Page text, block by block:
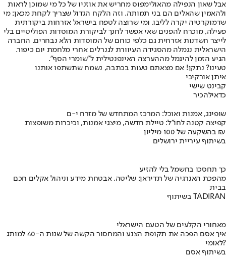
אבל שאון הנפילה מהאולימפוס מחריש את אוזניו של כל מי שמוכן לראות
ולהאמין שהאלים הם בני תמותה. וזה הלקח הגדול שצריך לקחת מכאן: מי
שדמוקרטיה יקרה לליבו, ומי שרוצה לטפח בישראל אזרחות ביקורתית
פעילה, מוכרח להפנים שאי אפשר לחנך לביקורת המוסדות הפוליטיים בלי
לייצר חשדנות אזרחית גם כלפי כוחם של המוסדות הלא נבחרים. החברה
הישראלית נגמלה מהסגידה העיוורת לגנרלים אחרי מלחמת יום כיפור.
הגיע הזמן להיגמל מההערצה האינפנטילית ל"שומרי הסף".
טעינו? נתקן! אם מצאתם טעות בכתבה, נשמח שתשתפו אותנו
איתן אורקיבי
קבינט שישי
כדאילהכיר
שופינג, אמנות ואוכל: המרכז המתחדש של מזרח י-ם
קפיצה קטנה לחו"ל: טיילת חדשה, מיצגי אמנות, וכיכרות משופצות
בהשקעה של 100 מיליון ₪
בשיתוף עיריית ירושלים
כך תחסכו בחשמל בלי להזיע
מהפכת האנרגיה של תדיראן: שליטה, אבטחת מידע וניהול אקלים חכם
בבית
בשיתוף TADIRAN
מאחורי הקלעים של הטעם הישראלי
איך אסם הפכה את תקופת הצנע והמחסור הקשה של שנות ה-40 למותג
לאומי?
בשיתוף אסם